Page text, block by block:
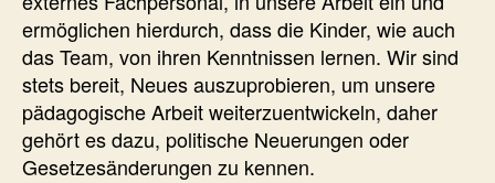
ermöglichen hierdurch, dass die Kinder, wie auch
das Team, von ihren Kenntnissen lernen. Wir sind
stets bereit, Neues auszuprobieren, um unsere
pädagogische Arbeit weiterzuentwickeln, daher
gehört es dazu, politische Neuerungen oder
Gesetzesänderungen zu kennen.